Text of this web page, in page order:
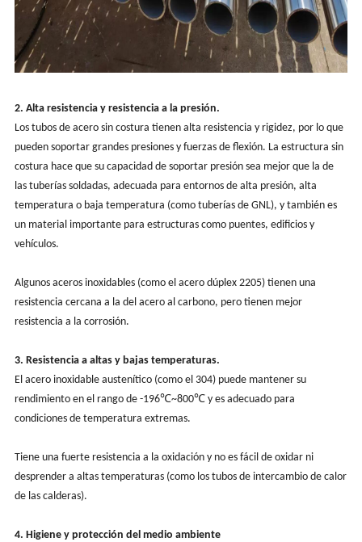
2. Alta resistencia y resistencia a la presión.
Los tubos de acero sin costura tienen alta resistencia y rigidez, por lo que
pueden soportar grandes presiones y fuerzas de flexión. La estructura sin
costura hace que su capacidad de soportar presión sea mejor que la de
las tuberías soldadas, adecuada para entornos de alta presión, alta
temperatura o baja temperatura (como tuberías de GNL), y también es
un material importante para estructuras como puentes, edificios y
vehículos.
Algunos aceros inoxidables (como el acero dúplex 2205) tienen una
resistencia cercana a la del acero al carbono, pero tienen mejor
resistencia a la corrosión.
3. Resistencia a altas y bajas temperaturas.
El acero inoxidable austenítico (como el 304) puede mantener su
rendimiento en el rango de -196℃~800℃ y es adecuado para
condiciones de temperatura extremas.
Tiene una fuerte resistencia a la oxidación y no es fácil de oxidar ni
desprender a altas temperaturas (como los tubos de intercambio de calor
de las calderas).
4. Higiene y protección del medio ambiente